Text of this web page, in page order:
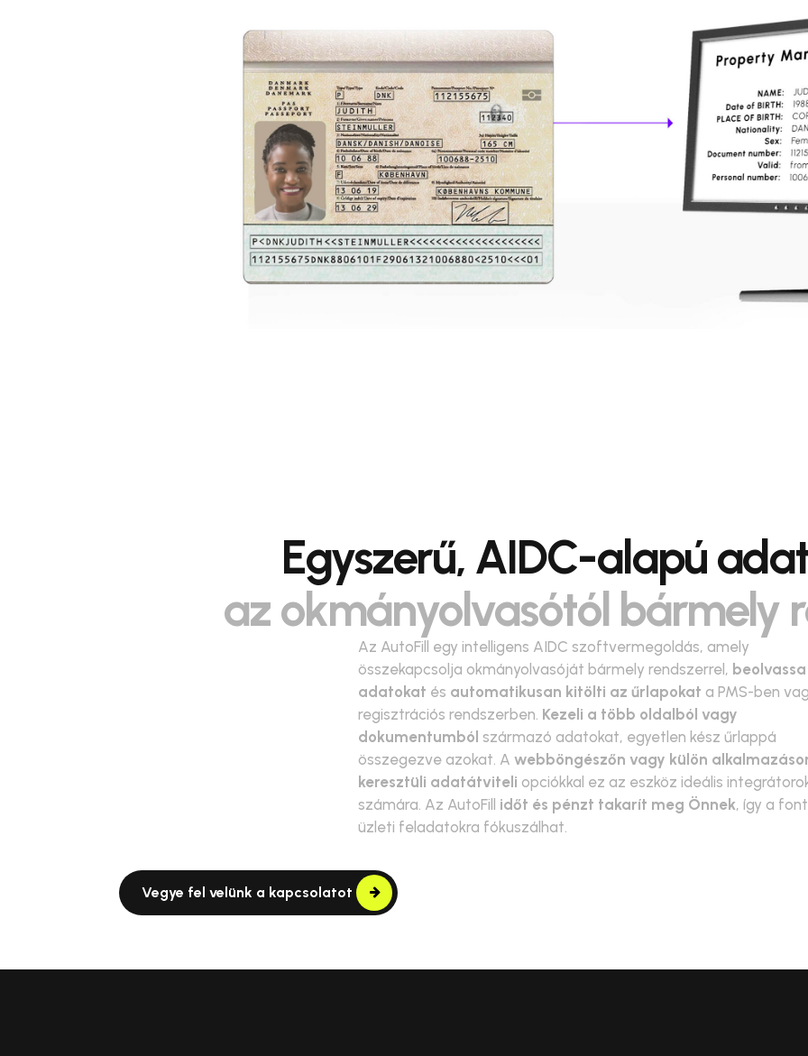
Egyszerű, AIDC-alapú
az okmányolvasótól bármely
Az AutoFill egy intelligens AIDC szoftvermegoldás, amely
összekapcsolja okmányolvasóját bármely rendszerrel,
adatokat és automatikusan kitölti az űrlapokat a PMS-ben
regisztrációs rendszerben. Kezeli a több oldalból vagy
dokumentumból származó adatokat, egyetlen kész űrlappá
összegezve azokat. A webböngészőn vagy külön
keresztüli adatátviteli opciókkal ez az eszköz ideális
számára. Az AutoFill időt és pénzt takarít meg Önnek, így a
üzleti feladatokra fókuszálhat.
Vegye fel velünk a kapcsolatot